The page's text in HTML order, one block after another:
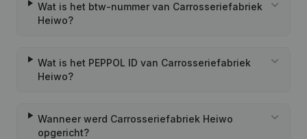
Wat is het btw-nummer van Carrosseriefabriek
Heiwo?
Wat is het PEPPOL ID van Carrosseriefabriek
Heiwo?
Wanneer werd Carrosseriefabriek Heiwo
opgericht?